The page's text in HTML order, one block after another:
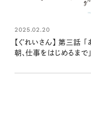
2025.02.20
【ぐれいさん】 第三話 「
朝、仕事をはじめるまで」